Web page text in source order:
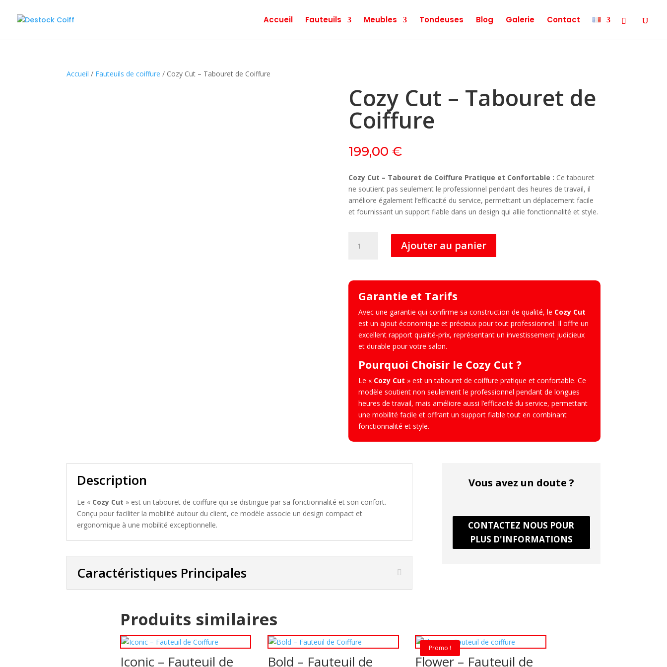
Accueil Fauteuils Meubles Tondeuses Blog Galerie Contact
Accueil / Fauteuils de coiffure / Cozy Cut – Tabouret de Coiffure
Cozy Cut – Tabouret de
Coiffure
199,00 €
Cozy Cut – Tabouret de Coiffure Pratique et Confortable : Ce tabouret
ne soutient pas seulement le professionnel pendant des heures de travail, il
améliore également l’efficacité du service, permettant un déplacement facile
et fournissant un support fiable dans un design qui allie fonctionnalité et style.
–
Tabouret
Coiffure
Ajouter au panier
Garantie et Tarifs
Avec une garantie qui confirme sa construction de qualité, le Cozy Cut
est un ajout économique et précieux pour tout professionnel. Il offre un
excellent rapport qualité-prix, représentant un investissement judicieux
et durable pour votre salon.
Pourquoi Choisir le Cozy Cut ?
Le « Cozy Cut » est un tabouret de coiffure pratique et confortable. Ce
modèle soutient non seulement le professionnel pendant de longues
heures de travail, mais améliore aussi l’efficacité du service, permettant
une mobilité facile et offrant un support fiable tout en combinant
fonctionnalité et style.
Description
Le « Cozy Cut » est un tabouret de coiffure qui se distingue par sa fonctionnalité et son confort.
Conçu pour faciliter la mobilité autour du client, ce modèle associe un design compact et
ergonomique à une mobilité exceptionnelle.
Caractéristiques Principales
Vous avez un doute ?
CONTACTEZ NOUS POUR
PLUS D'INFORMATIONS
Produits similaires
Iconic – Fauteuil de Bold – Fauteuil de
Promo !
Flower – Fauteuil de